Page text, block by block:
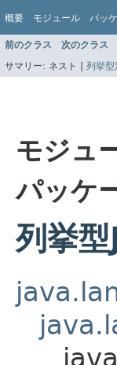
概要 モジュール パッ
前のクラス 次のクラス
サマリー: ネスト | 列挙型
モジュ
パッケ
列挙